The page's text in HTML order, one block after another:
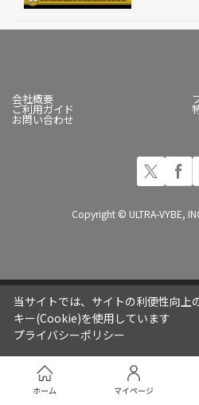
ホーム マイページ
会社概要
ご利用ガイド
お問い合わせ
Copyright © ULTRA-VYBE,
当サイトでは、サイトの利便性向上
キー(Cookie)を使用しています
プライバシーポリシー